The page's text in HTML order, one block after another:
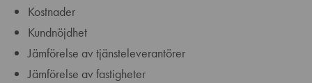
Kostnader
Kundnöjdhet
Jämförelse av tjänsteleverantörer
Jämförelse av fastigheter